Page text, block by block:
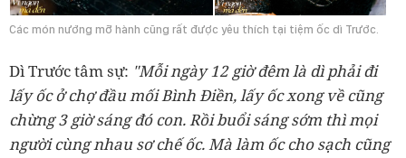
Các món nướng mỡ hành cũng rất được yêu thích tại tiệm ốc dì Trước.
Dì Trước tâm sự: "Mỗi ngày 12 giờ đêm là dì phải đi
lấy ốc ở chợ đầu mối Bình Điền, lấy ốc xong về cũng
chừng 3 giờ sáng đó con. Rồi buổi sáng sớm thì mọi
người cùng nhau sơ chế ốc. Mà làm ốc cho sạch cũng